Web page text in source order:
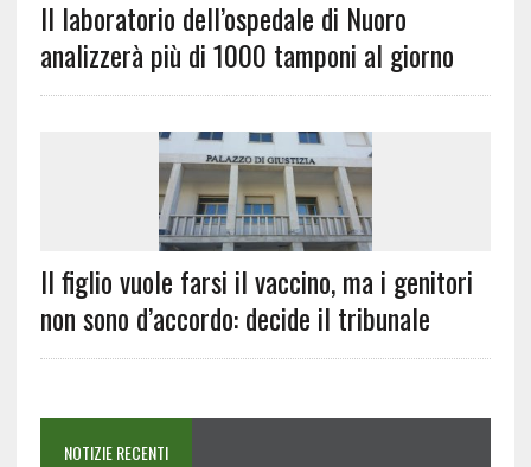
Il laboratorio dell’ospedale di Nuoro
analizzerà più di 1000 tamponi al giorno
Il figlio vuole farsi il vaccino, ma i genitori
non sono d’accordo: decide il tribunale
NOTIZIE RECENTI